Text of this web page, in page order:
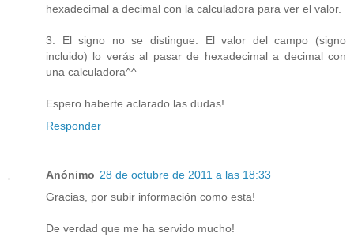
hexadecimal a decimal con la calculadora para ver el valor.
3. El signo no se distingue. El valor del campo (signo
incluido) lo verás al pasar de hexadecimal a decimal con
una calculadora^^
Espero haberte aclarado las dudas!
Responder
Anónimo 28 de octubre de 2011 a las 18:33
Gracias, por subir información como esta!
De verdad que me ha servido mucho!